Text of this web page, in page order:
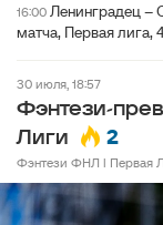
16:00 Ленинградец –
матча, Первая лига,
30 июля, 18:57
Фэнтези-
Лиги
2
Фэнтези ФНЛ l Первая